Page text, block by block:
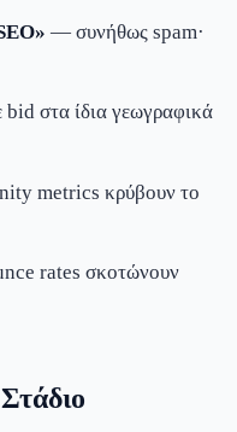
— συνήθως spam·
στα ίδια γεωγραφικά
metrics κρύβουν το
rates σκοτώνουν